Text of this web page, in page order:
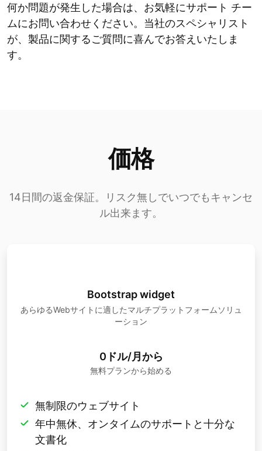
何か問題が発生した場合は、お気軽にサポート チー
ムにお問い合わせください。当社のスペシャリスト
が、製品に関するご質問に喜んでお答えいたしま
す。
価格
14日間の返金保証。リスク無しでいつでもキャンセ
ル出来ます。
Bootstrap widget
あらゆるWebサイトに適したマルチプラットフォームソリュ
ーション
0ドル/月から
無料プランから始める
無制限のウェブサイト
年中無休、オンタイムのサポートと十分な
文書化